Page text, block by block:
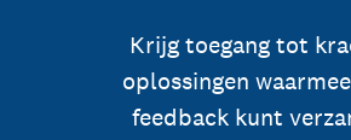
Krijg toegang tot
oplossingen
feedback kunt